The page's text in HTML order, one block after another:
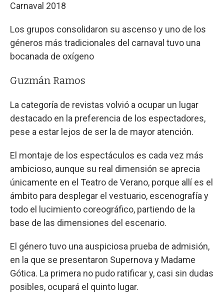
Carnaval 2018
Los grupos consolidaron su ascenso y uno de los
géneros más tradicionales del carnaval tuvo una
bocanada de oxígeno
Guzmán Ramos
La categoría de revistas volvió a ocupar un lugar
destacado en la preferencia de los espectadores,
pese a estar lejos de ser la de mayor atención.
El montaje de los espectáculos es cada vez más
ambicioso, aunque su real dimensión se aprecia
únicamente en el Teatro de Verano, porque allí es el
ámbito para desplegar el vestuario, escenografía y
todo el lucimiento coreográfico, partiendo de la
base de las dimensiones del escenario.
El género tuvo una auspiciosa prueba de admisión,
en la que se presentaron Supernova y Madame
Gótica. La primera no pudo ratificar y, casi sin dudas
posibles, ocupará el quinto lugar.